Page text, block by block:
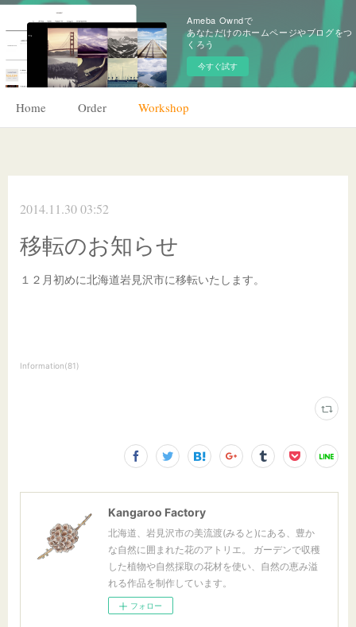
Ameba Owndで
あなただけのホームページやブログをつ
くろう
今すぐ試す
Home Order Workshop
2014.11.30 03:52
移転のお知らせ
１２月初めに北海道岩見沢市に移転いたします。
Information(81)
Kangaroo Factory
北海道、岩見沢市の美流渡(みると)にある、豊か
な自然に囲まれた花のアトリエ。 ガーデンで収穫
した植物や自然採取の花材を使い、自然の恵み溢
れる作品を制作しています。
フォロー